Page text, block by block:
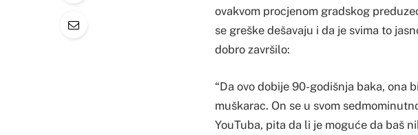
ovakvom procjenom gradskog
se greške dešavaju i da je svima to
dobro završilo:
“Da ovo dobije 90-godišnja baka, ona
muškarac. On se u svom
YouTuba, pita da li je moguće da baš